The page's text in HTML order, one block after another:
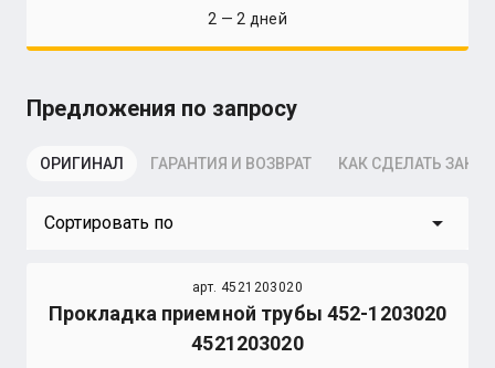
2 — 2 дней
Предложения по запросу
ОРИГИНАЛ ГАРАНТИЯ И ВОЗВРАТ КАК СДЕЛАТЬ
Сортировать по arrow_drop_down
арт. 4521203020
Прокладка приемной трубы 452-1203020
4521203020